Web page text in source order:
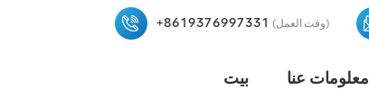
+8619376997331 (وقت العمل)
بيت معلومات عنا